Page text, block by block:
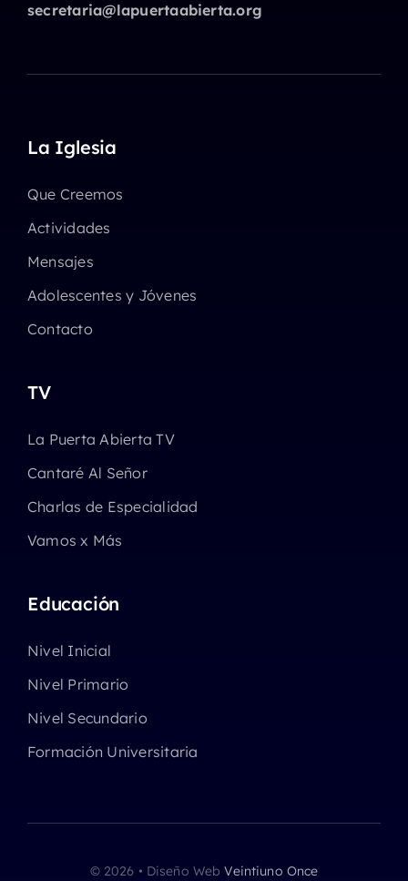
secretaria@lapuertaabierta.org
La Iglesia
Que Creemos
Actividades
Mensajes
Adolescentes y Jóvenes
Contacto
TV
La Puerta Abierta TV
Cantaré Al Señor
Charlas de Especialidad
Vamos x Más
Educación
Nivel Inicial
Nivel Primario
Nivel Secundario
Formación Universitaria
© 2026 • Diseño WebVeintiuno Once